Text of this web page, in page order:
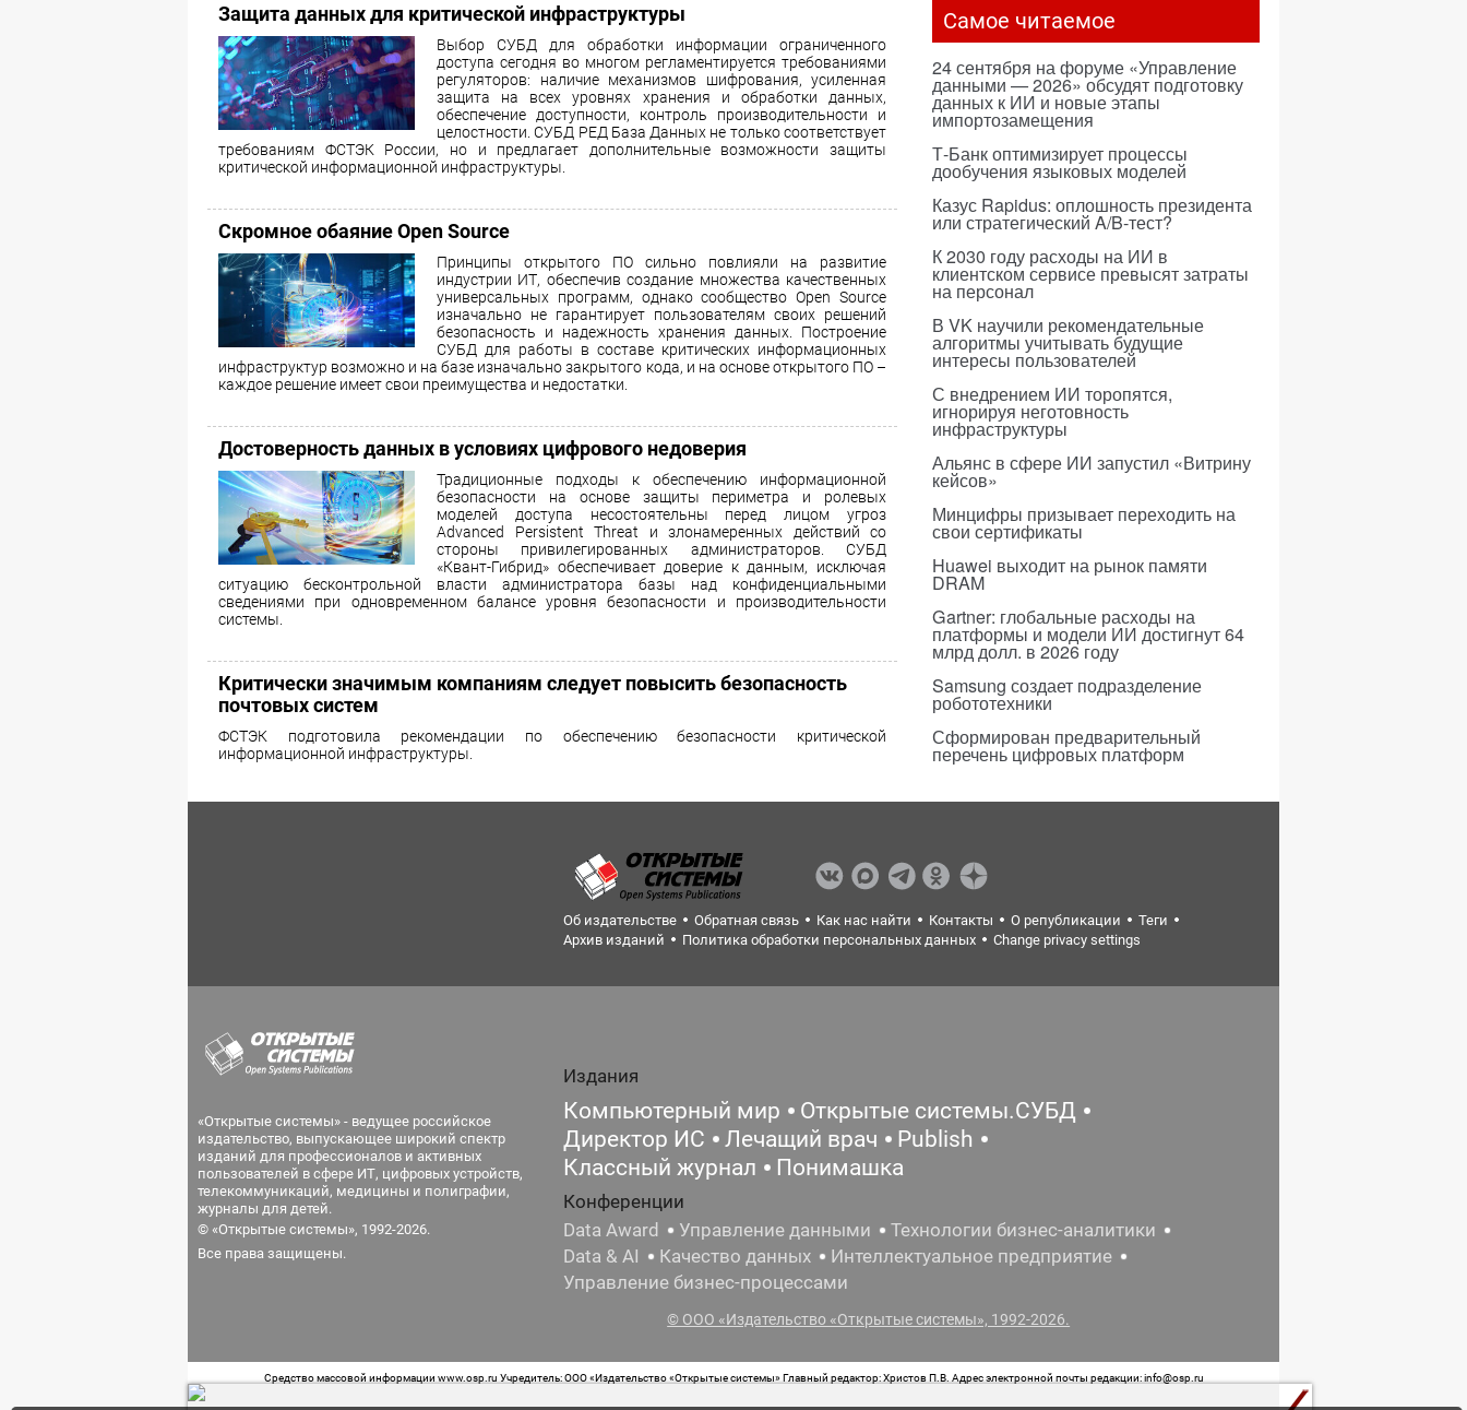
Защита данных для критической инфраструктуры
Выбор СУБД для обработки информации ограниченного
доступа сегодня во многом регламентируется требованиями
регуляторов: наличие механизмов шифрования, усиленная
защита на всех уровнях хранения и обработки данных,
обеспечение доступности, контроль производительности и
целостности. СУБД РЕД База Данных не только соответствует
требованиям ФСТЭК России, но и предлагает дополнительные возможности защиты
критической информационной инфраструктуры.
Скромное обаяние Open Source
Принципы открытого ПО сильно повлияли на развитие
индустрии ИТ, обеспечив создание множества качественных
универсальных программ, однако сообщество Open Source
изначально не гарантирует пользователям своих решений
безопасность и надежность хранения данных. Построение
СУБД для работы в составе критических информационных
инфраструктур возможно и на базе изначально закрытого кода, и на основе открытого ПО –
каждое решение имеет свои преимущества и недостатки.
Достоверность данных в условиях цифрового недоверия
Традиционные подходы к обеспечению информационной
безопасности на основе защиты периметра и ролевых
моделей доступа несостоятельны перед лицом угроз
Advanced Persistent Threat и злонамеренных действий со
стороны привилегированных администраторов. СУБД
«Квант-Гибрид» обеспечивает доверие к данным, исключая
ситуацию бесконтрольной власти администратора базы над конфиденциальными
сведениями при одновременном балансе уровня безопасности и производительности
системы.
Критически значимым компаниям следует повысить безопасность
почтовых систем
ФСТЭК подготовила рекомендации по обеспечению безопасности критической
информационной инфраструктуры.
Самое читаемое
24 сентября на форуме «Управление
данными — 2026» обсудят подготовку
данных к ИИ и новые этапы
импортозамещения
Т-Банк оптимизирует процессы
дообучения языковых моделей
Казус Rapidus: оплошность президента
или стратегический A/B-тест?
К 2030 году расходы на ИИ в
клиентском сервисе превысят затраты
на персонал
В VK научили рекомендательные
алгоритмы учитывать будущие
интересы пользователей
С внедрением ИИ торопятся,
игнорируя неготовность
инфраструктуры
Альянс в сфере ИИ запустил «Витрину
кейсов»
Минцифры призывает переходить на
свои сертификаты
Huawei выходит на рынок памяти
DRAM
Gartner: глобальные расходы на
платформы и модели ИИ достигнут 64
млрд долл. в 2026 году
Samsung создает подразделение
робототехники
Сформирован предварительный
перечень цифровых платформ
Об издательстве Обратная связь Как нас найти Контакты О републикации
Теги
Архив изданий
Политика обработки персональных данных Change privacy settings
«Открытые системы» - ведущее российское
издательство, выпускающее широкий спектр
изданий для профессионалов и активных
пользователей в сфере ИТ, цифровых устройств,
телекоммуникаций, медицины и полиграфии,
журналы для детей.
© «Открытые системы», 1992-2026.
Все права защищены.
Издания
Компьютерный мир
Открытые системы.СУБД
Директор ИС
Лечащий врач
Publish
Классный журнал
Понимашка
Конференции
Data Award
Управление данными
Технологии бизнес-аналитики
Data & AI
Качество данных
Интеллектуальное предприятие
Управление бизнес-процессами
© ООО «Издательство «Открытые системы», 1992-2026.
Средство массовой информации www.osp.ru Учредитель: ООО «Издательство «Открытые системы» Главный редактор: Христов П.В. Адрес электронной почты редакции: info@osp.ru